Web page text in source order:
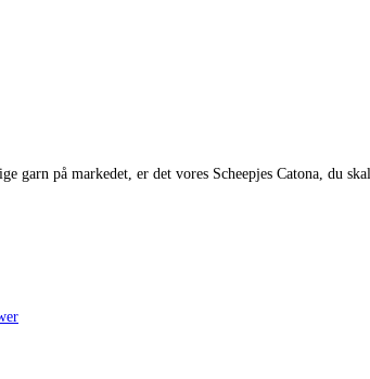
garn på markedet, er det vores Scheepjes Catona, du